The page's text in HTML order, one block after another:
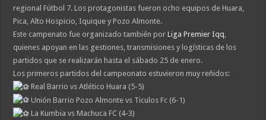
regional Fútbol 7. Los protagonistas fueron ocho equipos de Huara,
Pica, Alto Hospicio, Iquique y Pozo Almonte.
Este campenato fue organizado también porLiga Premier Iqq,
quienes apoyan en las gestiones, transmisiones y logísticas de los
partidos que se realizarán hasta el sábado 25 de enero.
Los primeros partidos del campeonato estuvieron muy reñidos:
Real Barrio vs Atlético Huara (5-5)
Unión Barrio Pozo Almonte vs Ticulos Fc (6-1)
La Kumbia vs Machuca FC (4-3)